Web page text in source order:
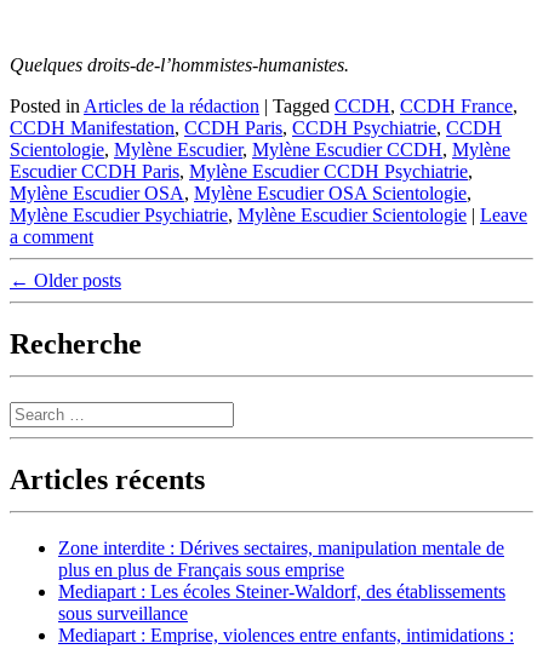
Quelques droits-de-l’hommistes-humanistes.
Posted in Articles de la rédaction | Tagged CCDH, CCDH France,
CCDH Manifestation, CCDH Paris, CCDH Psychiatrie, CCDH
Scientologie, Mylène Escudier, Mylène Escudier CCDH, Mylène
Escudier CCDH Paris, Mylène Escudier CCDH Psychiatrie,
Mylène Escudier OSA, Mylène Escudier OSA Scientologie,
Mylène Escudier Psychiatrie, Mylène Escudier Scientologie | Leave
a comment
Post
navigation
← Older posts
Recherche
Search
Articles récents
Zone interdite : Dérives sectaires, manipulation mentale de
plus en plus de Français sous emprise
Mediapart : Les écoles Steiner-Waldorf, des établissements
sous surveillance
Mediapart : Emprise, violences entre enfants, intimidations :